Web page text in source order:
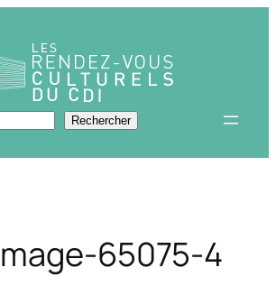
Rechercher
65075-4